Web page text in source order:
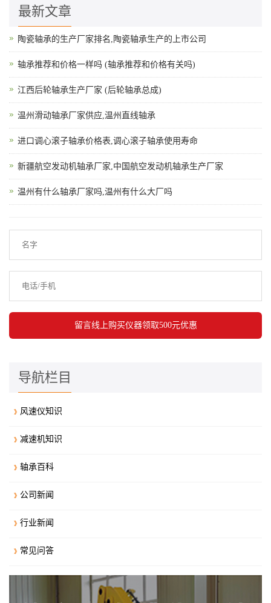
最新文章
陶瓷轴承的生产厂家排名,陶瓷轴承生产的上市公司
轴承推荐和价格一样吗 (轴承推荐和价格有关吗)
江西后轮轴承生产厂家 (后轮轴承总成)
温州滑动轴承厂家供应,温州直线轴承
进口调心滚子轴承价格表,调心滚子轴承使用寿命
新疆航空发动机轴承厂家,中国航空发动机轴承生产厂家
温州有什么轴承厂家吗,温州有什么大厂吗
导航栏目
风速仪知识
减速机知识
轴承百科
公司新闻
行业新闻
常见问答